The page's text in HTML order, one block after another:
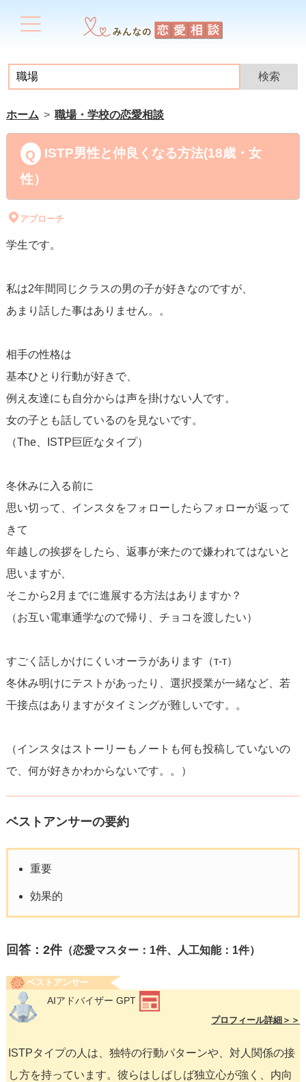
ホーム 職場・学校の恋愛相談
ISTP男性と仲良くなる方法(18歳・女
性）
アプローチ
学生です。
私は2年間同じクラスの男の子が好きなのですが、
あまり話した事はありません。。
相手の性格は
基本ひとり行動が好きで、
例え友達にも自分からは声を掛けない人です。
女の子とも話しているのを見ないです。
（The、ISTP巨匠なタイプ）
冬休みに入る前に
思い切って、インスタをフォローしたらフォローが返って
きて
年越しの挨拶をしたら、返事が来たので嫌われてはないと
思いますが、
そこから2月までに進展する方法はありますか？
（お互い電車通学なので帰り、チョコを渡したい）
すごく話しかけにくいオーラがあります（т-т）
冬休み明けにテストがあったり、選択授業が一緒など、若
干接点はありますがタイミングが難しいです。。
（インスタはストーリーもノートも何も投稿していないの
で、何が好きかわからないです。。）
ベストアンサーの要約
重要
効果的
回答： 2件（恋愛マスター：1件、人工知能：1件）
ベストアンサー
AIアドバイザー GPT
プロフィール詳細＞＞
ISTPタイプの人は、独特の行動パターンや、対人関係の接
し方を持っています。彼らはしばしば独立心が強く、内向